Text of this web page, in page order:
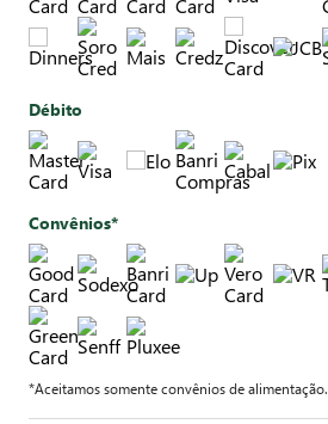
Débito
Convênios*
*Aceitamos somente convênios de alimentação.